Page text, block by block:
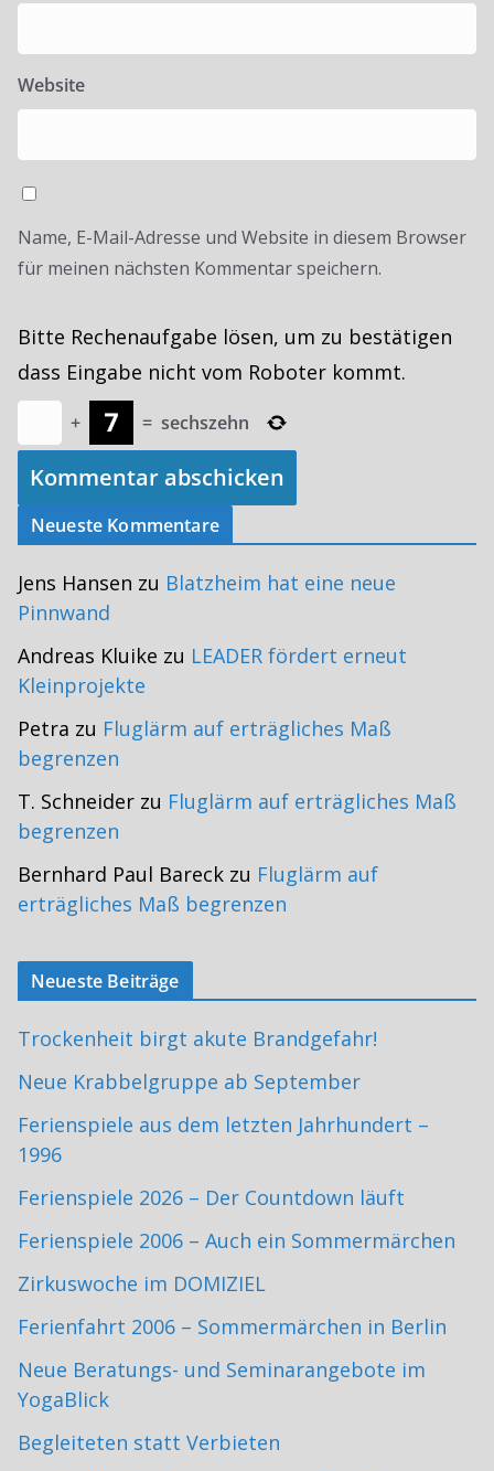
Website
Name, E-Mail-Adresse und Website in diesem Browser
für meinen nächsten Kommentar speichern.
Bitte Rechenaufgabe lösen, um zu bestätigen
dass Eingabe nicht vom Roboter kommt.
+ = sechszehn
Neueste Kommentare
Jens Hansen zu Blatzheim hat eine neue
Pinnwand
Andreas Kluike zu LEADER fördert erneut
Kleinprojekte
Petra zu Fluglärm auf erträgliches Maß
begrenzen
T. Schneider zu Fluglärm auf erträgliches Maß
begrenzen
Bernhard Paul Bareck zu Fluglärm auf
erträgliches Maß begrenzen
Neueste Beiträge
Trockenheit birgt akute Brandgefahr!
Neue Krabbelgruppe ab September
Ferienspiele aus dem letzten Jahrhundert –
1996
Ferienspiele 2026 – Der Countdown läuft
Ferienspiele 2006 – Auch ein Sommermärchen
Zirkuswoche im DOMIZIEL
Ferienfahrt 2006 – Sommermärchen in Berlin
Neue Beratungs- und Seminarangebote im
YogaBlick
Begleiteten statt Verbieten